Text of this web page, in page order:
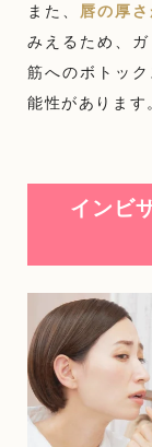
また、 唇の厚
みえるため、
筋へのボトッ
能性があります
インビ